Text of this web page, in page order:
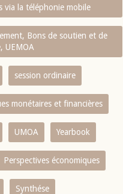
via la téléphonie mobile
Bons de soutien et de
UEMOA
session ordinaire
monétaires et financières
UMOA Yearbook
Perspectives économiques
Synthése